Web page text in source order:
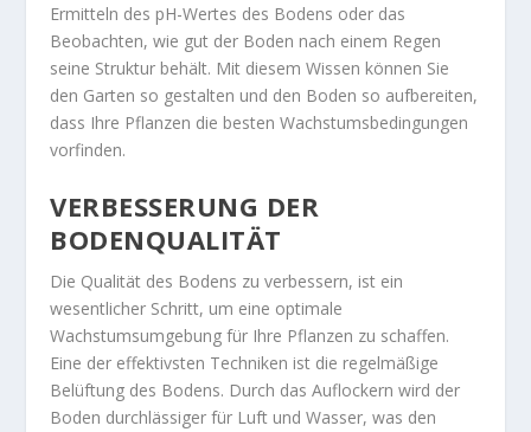
Ermitteln des pH-Wertes des Bodens oder das
Beobachten, wie gut der Boden nach einem Regen
seine Struktur behält. Mit diesem Wissen können Sie
den Garten so gestalten und den Boden so aufbereiten,
dass Ihre Pflanzen die besten Wachstumsbedingungen
vorfinden.
VERBESSERUNG DER
BODENQUALITÄT
Die Qualität des Bodens zu verbessern, ist ein
wesentlicher Schritt, um eine optimale
Wachstumsumgebung für Ihre Pflanzen zu schaffen.
Eine der effektivsten Techniken ist die regelmäßige
Belüftung des Bodens. Durch das Auflockern wird der
Boden durchlässiger für Luft und Wasser, was den